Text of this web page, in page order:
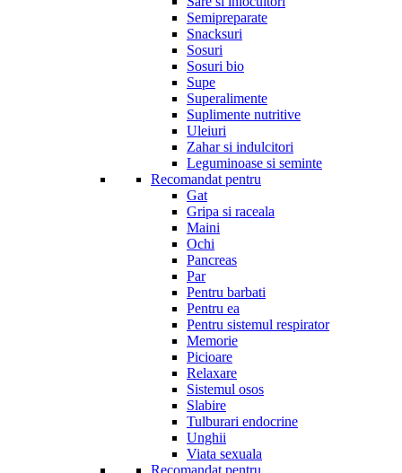
Semipreparate
Snacksuri
Sosuri
Sosuri bio
Supe
Superalimente
Suplimente nutritive
Uleiuri
Zahar si indulcitori
Leguminoase si seminte
Recomandat pentru
Gat
Gripa si raceala
Maini
Ochi
Pancreas
Par
Pentru barbati
Pentru ea
Pentru sistemul respirator
Memorie
Picioare
Relaxare
Sistemul osos
Slabire
Tulburari endocrine
Unghii
Viata sexuala
Recomandat pentru